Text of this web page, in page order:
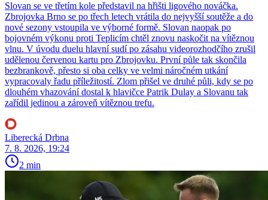
Slovan se ve třetím kole představil na hřišti ligového nováčka.
Zbrojovka Brno se po třech letech vrátila do nejvyšší soutěže a do
nové sezony vstoupila ve výborné formě. Slovan naopak po
bojovném výkonu proti Teplicím chtěl znovu naskočit na vítěznou
vlnu. V úvodu duelu hlavní sudí po zásahu videorozhodčího zrušil
udělenou červenou kartu pro Zbrojovku. První půle tak skončila
bezbrankově, přesto si oba celky ve velmi náročném utkání
vypracovaly řadu příležitostí. Zlom přišel ve druhé půli, kdy se po
dlouhém vhazování dostal k hlavičce Patrik Dulay a Slovanu tak
zařídil jedinou a zároveň vítěznou trefu.
Liberecká Drbna
7. 8. 2026, 19:24
2 min